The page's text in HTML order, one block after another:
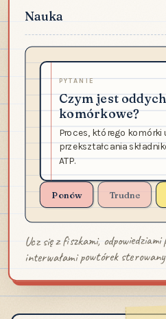
Nauka
PYTANIE
Czym jest
komórkowe?
Proces, którego komórki
przekształcania
ATP.
Ponów Trudne
Ucz się z fiszkami,
interwałami powtórek